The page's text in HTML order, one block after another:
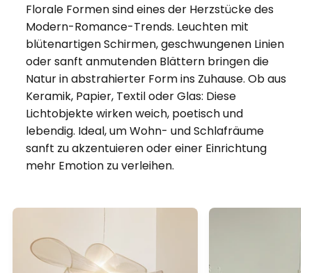
Florale Formen sind eines der Herzstücke des
Modern-Romance-Trends. Leuchten mit
blütenartigen Schirmen, geschwungenen Linien
oder sanft anmutenden Blättern bringen die
Natur in abstrahierter Form ins Zuhause. Ob aus
Keramik, Papier, Textil oder Glas: Diese
Lichtobjekte wirken weich, poetisch und
lebendig. Ideal, um Wohn- und Schlafräume
sanft zu akzentuieren oder einer Einrichtung
mehr Emotion zu verleihen.